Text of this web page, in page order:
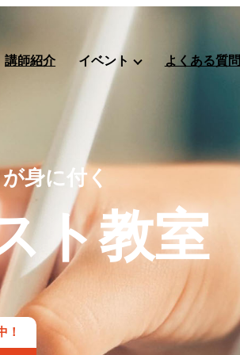
講師紹介 イベント よくある質問
身に付く
ト教室
！